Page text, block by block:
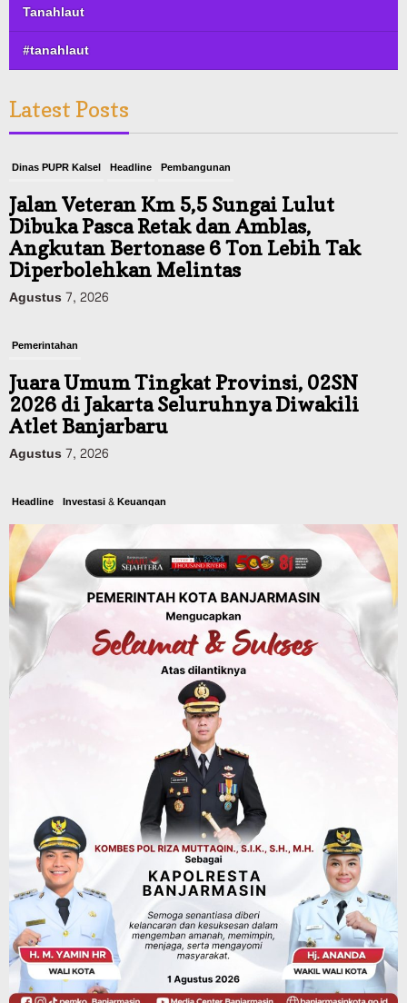
Tanahlaut
#tanahlaut
Latest Posts
Dinas PUPR Kalsel Headline Pembangunan
Jalan Veteran Km 5,5 Sungai Lulut
Dibuka Pasca Retak dan Amblas,
Angkutan Bertonase 6 Ton Lebih Tak
Diperbolehkan Melintas
Agustus 7, 2026
Pemerintahan
Juara Umum Tingkat Provinsi, 02SN
2026 di Jakarta Seluruhnya Diwakili
Atlet Banjarbaru
Agustus 7, 2026
Headline Investasi & Keuangan
KUA-PPAS 2027 Banjarbaru Defisit 170
Miliar, Pendapatan 1,2 Triliun Belanja
1,37 Triliun, Tutup Kekurangan dari
SiLPA
Agustus 7, 2026
Kalsel
Operasi Sikat Intan 2026 Berakhir, Polda
Kalsel Amankan Ribuan Miras Hingga
Pemerintahan Sosial & Keagamaan
Banjarmasin Pilot Project Perlinsos
Digital, Target 30 Persen IKD Masih
Jauh, Komisi II DPR Turun Tangan
Agustus 7, 2026